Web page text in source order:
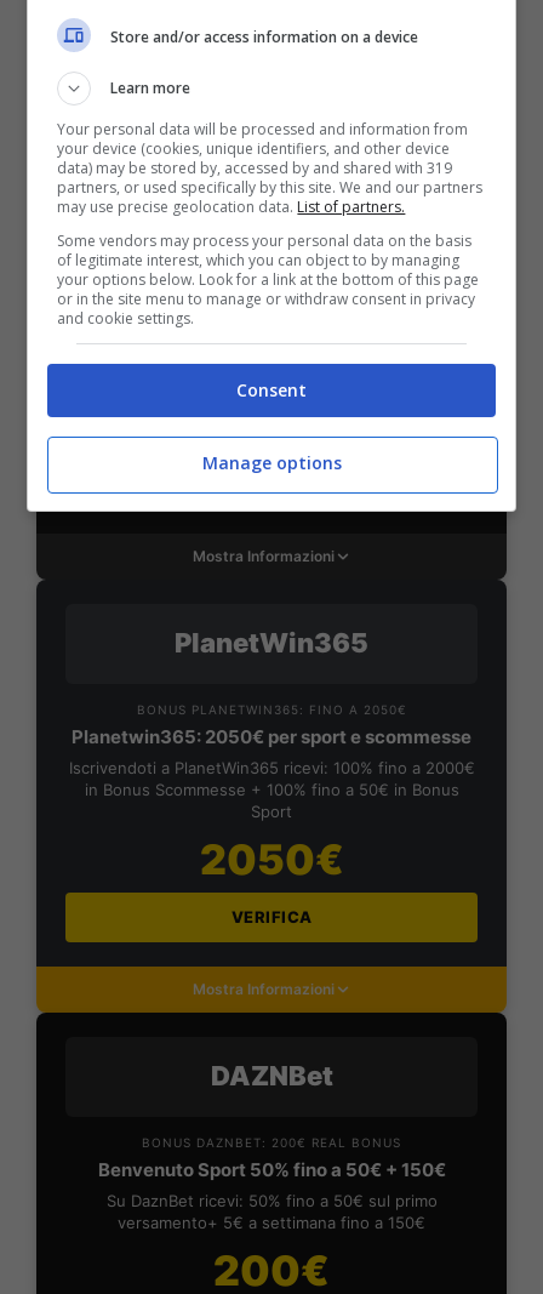
2050€
Mostra Informazioni
SNAI
Bonus Benvenuto Sport: fino a 1.000€
1000€
Mostra Informazioni
PlanetWin365
BONUS PLANETWIN365: FINO A 2050€
Planetwin365: 2050€ per sport e scommesse
Iscrivendoti a PlanetWin365 ricevi: 100% fino a 2000€
in Bonus Scommesse + 100% fino a 50€ in Bonus
Sport
2050€
VERIFICA
Mostra Informazioni
DAZNBet
BONUS DAZNBET: 200€ REAL BONUS
Benvenuto Sport 50% fino a 50€ + 150€
Su DaznBet ricevi: 50% fino a 50€ sul primo
versamento+ 5€ a settimana fino a 150€
200€
Store and/or access information on a device
Learn more
Your personal data will be processed and information from
your device (cookies, unique identifiers, and other device
data) may be stored by, accessed by and shared with 319
partners, or used specifically by this site. We and our partners
may use precise geolocation data. List of partners.
Some vendors may process your personal data on the basis
of legitimate interest, which you can object to by managing
your options below. Look for a link at the bottom of this page
or in the site menu to manage or withdraw consent in privacy
and cookie settings.
Consent
Manage options